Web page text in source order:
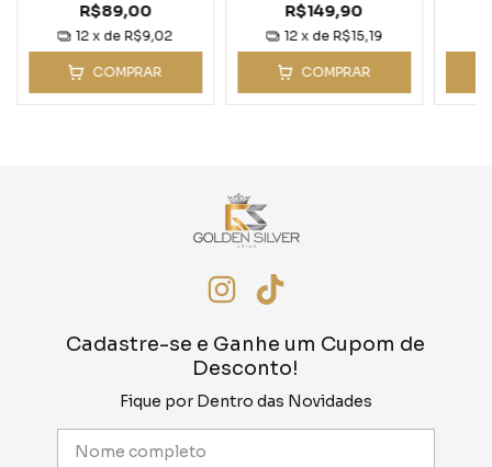
R$89,00
12 x deR$9,02
COMPRAR
R$149,90
12 x deR$15,19
COMPRAR
Cadastre-se e Ganhe um Cupom de
Desconto!
Fique por Dentro das Novidades